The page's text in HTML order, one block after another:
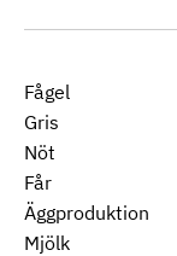
Fågel
Gris
Nöt
Får
Äggproduktion
Mjölk